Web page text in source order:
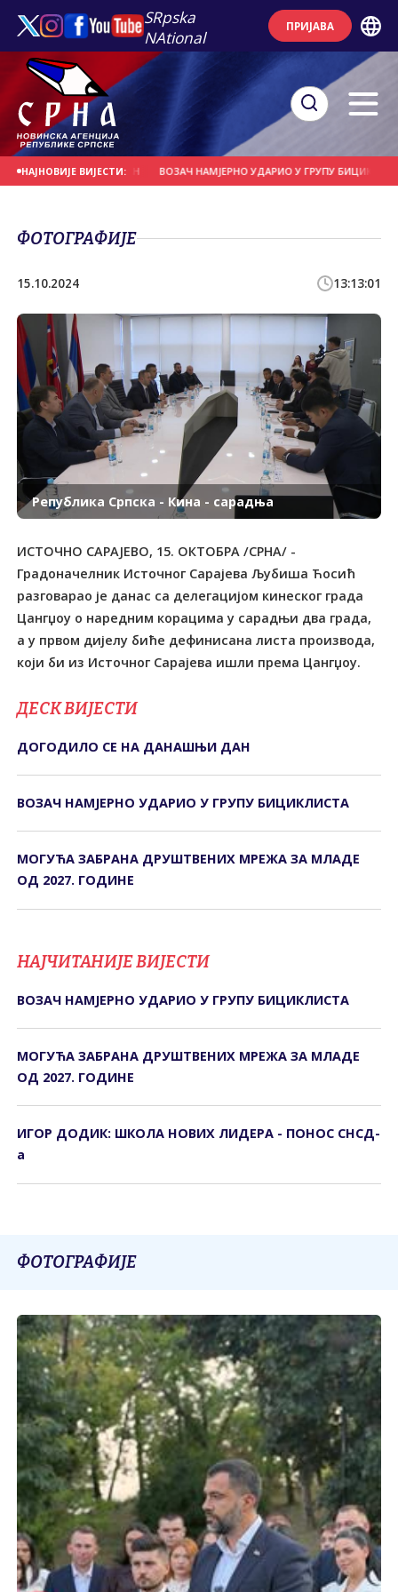
SRpska
NAtional
ПРИЈАВА
НАЈНОВИЈЕ ВИЈЕСТИ:
СЕ НА ДАНАШЊИ ДАН ВОЗАЧ НАМЈЕРНО УДАРИО У ГРУПУ БИЦИКЛИСТА
ФОТОГРАФИЈЕ
15.10.2024 13:13:01
Република Српска - Кина - сарадња
ИСТОЧНО САРАЈЕВО, 15. ОКТОБРА /СРНА/ -
Градоначелник Источног Сарајева Љубиша Ћосић
разговарао је данас са делегацијом кинеског града
Цангџоу о наредним корацима у сарадњи два града,
а у првом дијелу биће дефинисана листа производа,
који би из Источног Сарајева ишли према Цангџоу.
ДЕСК ВИЈЕСТИ
ДОГОДИЛО СЕ НА ДАНАШЊИ ДАН
ВОЗАЧ НАМЈЕРНО УДАРИО У ГРУПУ БИЦИКЛИСТА
МОГУЋА ЗАБРАНА ДРУШТВЕНИХ МРЕЖА ЗА МЛАДЕ
ОД 2027. ГОДИНЕ
НАЈЧИТАНИЈЕ ВИЈЕСТИ
ВОЗАЧ НАМЈЕРНО УДАРИО У ГРУПУ БИЦИКЛИСТА
МОГУЋА ЗАБРАНА ДРУШТВЕНИХ МРЕЖА ЗА МЛАДЕ
ОД 2027. ГОДИНЕ
ИГОР ДОДИК: ШКОЛА НОВИХ ЛИДЕРА - ПОНОС СНСД-
а
ФОТОГРАФИЈЕ